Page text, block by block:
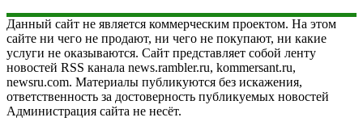
Данный сайт не является коммерческим проектом. На этом
сайте ни чего не продают, ни чего не покупают, ни какие
услуги не оказываются. Сайт представляет собой ленту
новостей RSS канала news.rambler.ru, kommersant.ru,
newsru.com. Материалы публикуются без искажения,
ответственность за достоверность публикуемых новостей
Администрация сайта не несёт.